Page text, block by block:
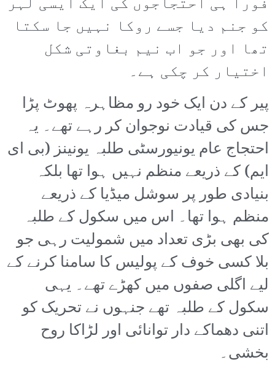
کو جنم دیا جسے روکا نہیں جا سکتا
تھا اور جو اب نیم بغاوتی شکل
اختیار کر چکی ہے۔
پیر کے دن ایک خود رو مظاہرہ پھوٹ پڑا
جس کی قیادت نوجوان کر رہے تھے۔ یہ
احتجاج عام یونیورسٹی طلبہ یونینز (بی ای
ایم) کے ذریعے منظم نہیں ہوا تھا بلکہ
بنیادی طور پر سوشل میڈیا کے ذریعے
منظم ہوا تھا۔ اس میں سکول کے طلبہ
کی بھی بڑی تعداد میں شمولیت رہی جو
بلا کسی خوف کے پولیس کا سامنا کرنے کے
لیے اگلی صفوں میں کھڑے تھے۔ یہی
سکول کے طلبہ تھے جنہوں نے تحریک کو
اتنی دھماکے دار توانائی اور لڑاکا روح
بخشی۔